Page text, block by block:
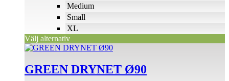
Medium
Small
XL
Välj alternativ
produktsidan
GREEN DRYNET Ø90